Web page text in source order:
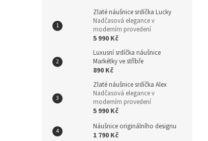
Zlaté náušnice srdíčka Lucky
Nadčasová elegance v
moderním provedení
5 990 Kč
Luxusní srdíčka náušnice
Markétky ve stříbře
890 Kč
Zlaté náušnice srdíčka Alex
Nadčasová elegance v
moderním provedení
5 990 Kč
Náušnice originálního designu
1 790 Kč